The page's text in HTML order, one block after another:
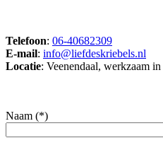
Telefoon: 06-40682309
E-mail: info@liefdeskriebels.nl
Locatie: Veenendaal, werkzaam
Naam (*)